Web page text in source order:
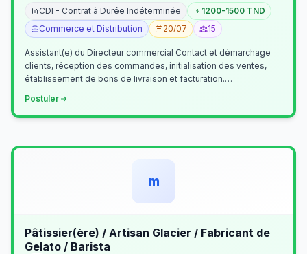
CDI - Contrat à Durée Indéterminée
1200-1500 TND
Commerce et Distribution
20/07 15
Assistant(e) du Directeur commercial Contact et démarchage
clients, réception des commandes, initialisation des ventes,
établissement de bons de livraison et facturation.
Postuler
m
Pâtissier(ère) / Artisan Glacier / Fabricant de
Gelato / Barista